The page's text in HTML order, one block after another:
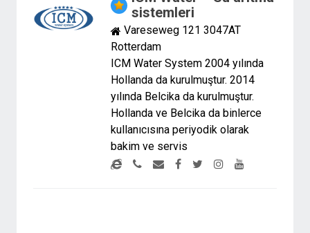
sistemleri
Vareseweg 121 3047AT
Rotterdam
ICM Water System 2004 yılında
Hollanda da kurulmuştur. 2014
yılında Belcika da kurulmuştur.
Hollanda ve Belcika da binlerce
kullanıcısına periyodik olarak
bakim ve servis